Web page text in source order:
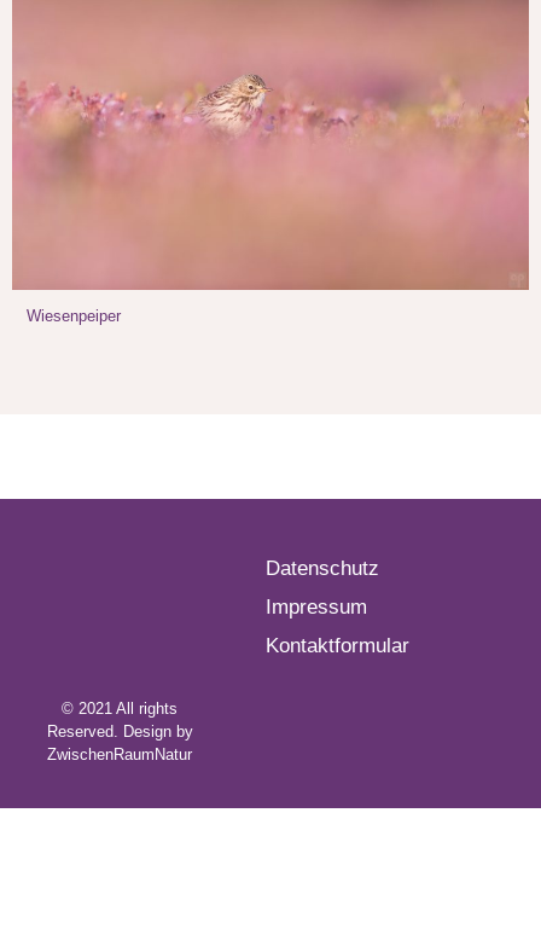
Wiesenpeiper
Datenschutz
Impressum
Kontaktformular
© 2021 All rights
Reserved. Design by
ZwischenRaumNatur